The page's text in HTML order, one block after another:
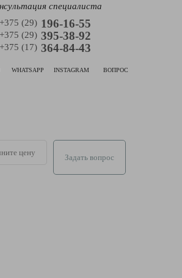
специалиста
+375 (29) 196-16-55
+375 (29) 395-38-92
+375 (17) 364-84-43
WHATSAPP INSTAGRAM ВОПРОС
цену
Задать вопрос